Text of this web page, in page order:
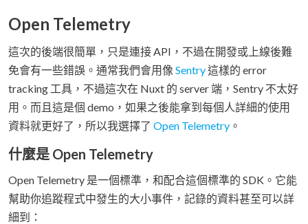
Open Telemetry
這次的後端很簡單，只是連接 API，不過在開發或上線後難
免會有一些錯誤。通常我們會用像 Sentry這樣的 error
tracking 工具，不過這次在 Nuxt 的 server 端，Sentry 不太好
用。而且這是個 demo，如果之後能拿到每個人詳細的使用
資料就更好了，所以我選擇了 Open Telemetry 。
什麼是 Open Telemetry
Open Telemetry 是一個標準，和配合這個標準的 SDK。它能
幫助你追蹤程式中發生的大小事件，記錄的資料甚至可以詳
細到：